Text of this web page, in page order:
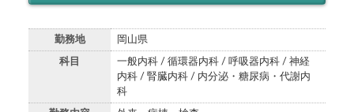
勤務地 岡山県
科目
一般内科 / 循環器内科 / 呼吸器内科 / 神経
内科 / 腎臓内科 / 内分泌・糖尿病・代謝内
科